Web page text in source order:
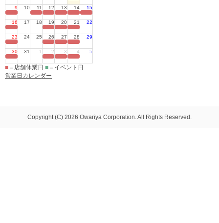
9 10 11 12 13 14 15
16 17 18 19 20 21 22
23 24 25 26 27 28 29
30 31 1 2 3 4 5
■ ＝店舗休業日 ■ ＝イベント日
営業日カレンダー
Copyright (C) 2026 Owariya Corporation. All Rights Reserved.